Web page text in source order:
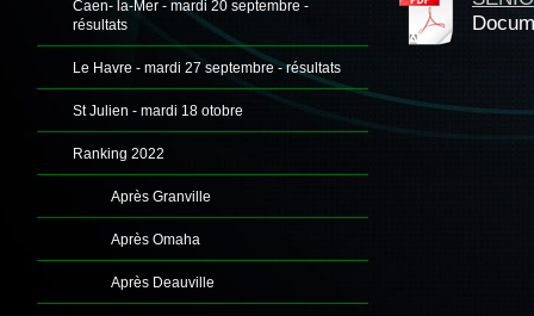
Caen- la-Mer - mardi 20 septembre -
résultats
Le Havre - mardi 27 septembre - résultats
St Julien - mardi 18 otobre
Ranking 2022
Après Granville
Après Omaha
Après Deauville